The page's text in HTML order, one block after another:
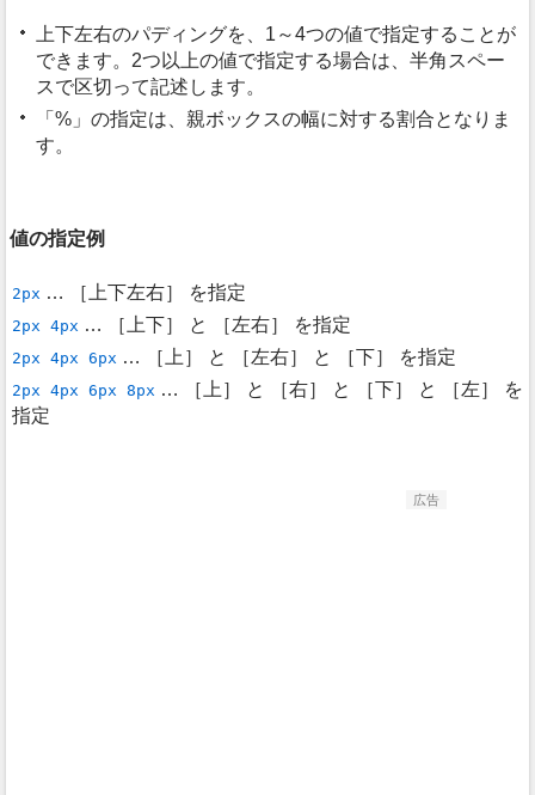
上下左右のパディングを、1～4つの値で指定することが
できます。2つ以上の値で指定する場合は、半角スペー
スで区切って記述します。
%
の指定は、親ボックスの幅に対する割合となりま
す。
値の指定例
2px … ［上下左右］ を指定
2px 4px … ［上下］ と ［左右］ を指定
2px 4px 6px … ［上］ と ［左右］ と ［下］ を指定
2px 4px 6px 8px … ［上］ と ［右］ と ［下］ と ［左］ を
指定
広告